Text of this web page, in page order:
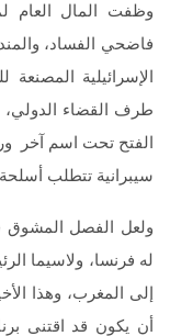
وظفت المال العام
فاضحي الفساد،
الإسرائيلية المصنعة
طرف القضاء الدولي،
الفتح تحت اسم آخر
سيبرانية تتطلب
ولعل الفصل
له فرنسا، ولاسيما
إلى المغرب، وهذا
أن يكون قد اقتنى